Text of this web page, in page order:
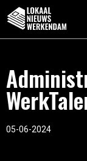
05-06-2024